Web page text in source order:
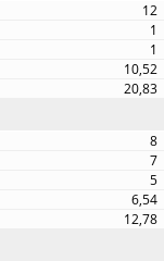
12
1
1
10,52
20,83
8
7
5
6,54
12,78